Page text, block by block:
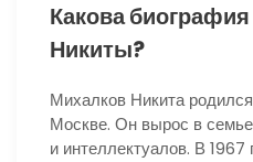
Какова
Никиты?
Михалков Никита
Москве. Он вырос в
и интеллектуалов. В